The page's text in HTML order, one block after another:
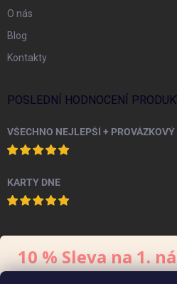
O nás
Blog
Kontakty
POSLEDNÍ HODNOCENÍ
VŠECHNO NEJLEPŠÍ +
KARTY DNE
PINTEREST
10 % Sleva na 1.